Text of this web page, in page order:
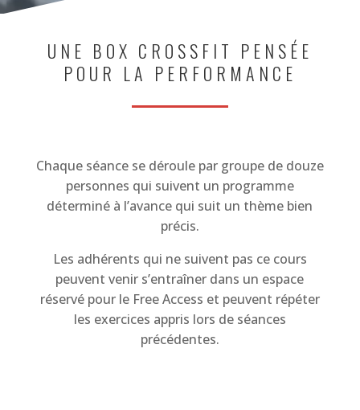
UNE BOX CROSSFIT PENSÉE
POUR LA PERFORMANCE
Chaque séance se déroule par groupe de douze
personnes qui suivent un programme
déterminé à l’avance qui suit un thème bien
précis.
Les adhérents qui ne suivent pas ce cours
peuvent venir s’entraîner dans un espace
réservé pour le Free Access et peuvent répéter
les exercices appris lors de séances
précédentes.